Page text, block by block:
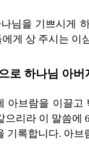
님을 기쁘시게
게 상 주시는 이
로 하나님 아
아브람을 이끌
으리라 이 말씀
기록합니다. 아